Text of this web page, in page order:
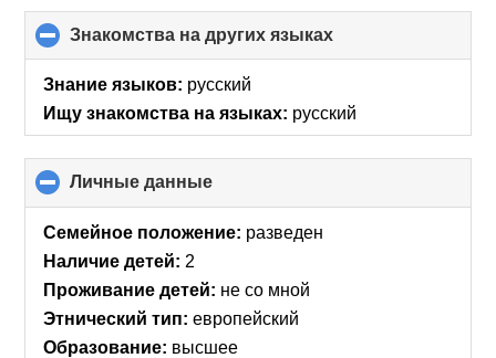
Знакомства на других языках
to
contents
Знание языков: русский
Ищу знакомства на языках: русский
Личные данные
to
collapse
contents
Семейное положение: разведен
Наличие детей: 2
Проживание детей: не со мной
Этнический тип: европейский
Образование: высшее